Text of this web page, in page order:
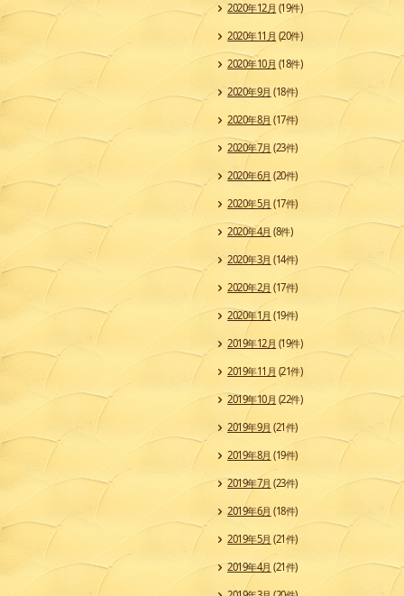
2020年12月 (19件)
2020年11月 (20件)
2020年10月 (18件)
2020年9月 (18件)
2020年8月 (17件)
2020年7月 (23件)
2020年6月 (20件)
2020年5月 (17件)
2020年4月 (8件)
2020年3月 (14件)
2020年2月(17件)
2020年1月 (19件)
2019年12月 (19件)
2019年11月 (21件)
2019年10月 (22件)
2019年9月 (21件)
2019年8月(19件)
2019年7月 (23件)
2019年6月 (18件)
2019年5月 (21件)
2019年4月 (21件)